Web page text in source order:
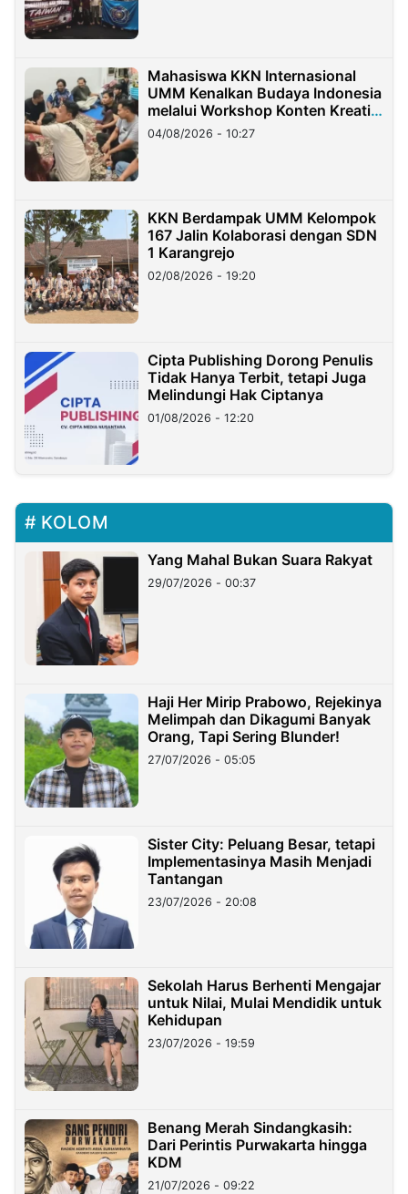
Mahasiswa KKN Internasional
UMM Kenalkan Budaya Indonesia
melalui Workshop Konten Kreatif
di Taiwan
04/08/2026 - 10:27
KKN Berdampak UMM Kelompok
167 Jalin Kolaborasi dengan SDN
1 Karangrejo
02/08/2026 - 19:20
Cipta Publishing Dorong Penulis
Tidak Hanya Terbit, tetapi Juga
Melindungi Hak Ciptanya
01/08/2026 - 12:20
KOLOM
Yang Mahal Bukan Suara Rakyat
29/07/2026 - 00:37
Haji Her Mirip Prabowo, Rejekinya
Melimpah dan Dikagumi Banyak
Orang, Tapi Sering Blunder!
27/07/2026 - 05:05
Sister City: Peluang Besar, tetapi
Implementasinya Masih Menjadi
Tantangan
23/07/2026 - 20:08
Sekolah Harus Berhenti Mengajar
untuk Nilai, Mulai Mendidik untuk
Kehidupan
23/07/2026 - 19:59
Benang Merah Sindangkasih:
Dari Perintis Purwakarta hingga
KDM
21/07/2026 - 09:22